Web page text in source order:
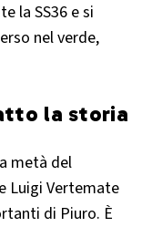
la SS36 e si
nel verde,
la storia
metà del
Luigi Vertemate
di Piuro. È